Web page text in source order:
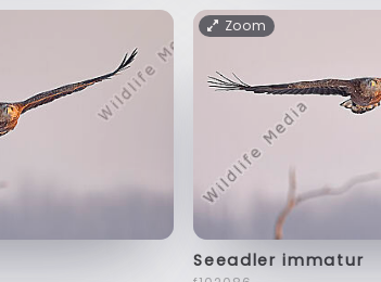
Zoom
Seeadler immatur